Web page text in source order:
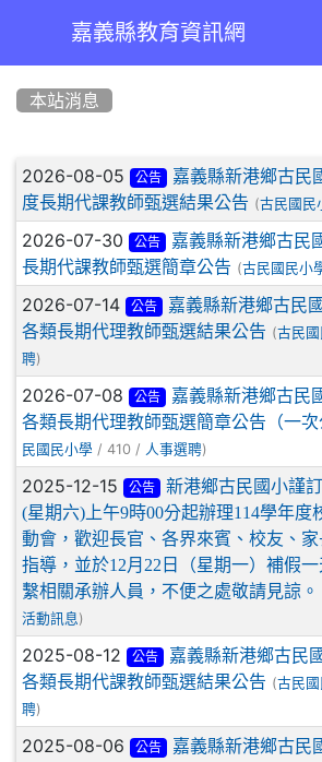
嘉義縣教育資訊網
本站消息
文章列表
2026-08-05 公告
嘉義縣新港鄉古民
度長期代課教師甄選結果公告 (古民國民
2026-07-30 公告
嘉義縣新港鄉古民
長期代課教師甄選簡章公告 (古民國民小
2026-07-14 公告
嘉義縣新港鄉古民
各類長期代理教師甄選結果公告 (古民
聘)
2026-07-08 公告
嘉義縣新港鄉古民
各類長期代理教師甄選簡章公告（一次
民國民小學 / 410 / 人事選聘)
2025-12-15 公告
新港鄉古民國小謹
(星期六)上午9時00分起辦理114學年度
動會，歡迎長官、各界來賓、校友、
指導，並於12月22日（星期一）補假
繫相關承辦人員，不便之處敬請見諒。
活動訊息 )
2025-08-12 公告
嘉義縣新港鄉古民
各類長期代課教師甄選結果公告 (古民
聘)
2025-08-06 公告
嘉義縣新港鄉古民